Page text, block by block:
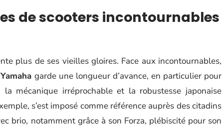
de scooters incontournables
plus de ses vieilles gloires. Face aux incontournables,
Yamaha garde une longueur d’avance, en particulier pour
mécanique irréprochable et la robustesse japonaise
s’est imposé comme référence auprès des citadins
brio, notamment grâce à son Forza, plébiscité pour son